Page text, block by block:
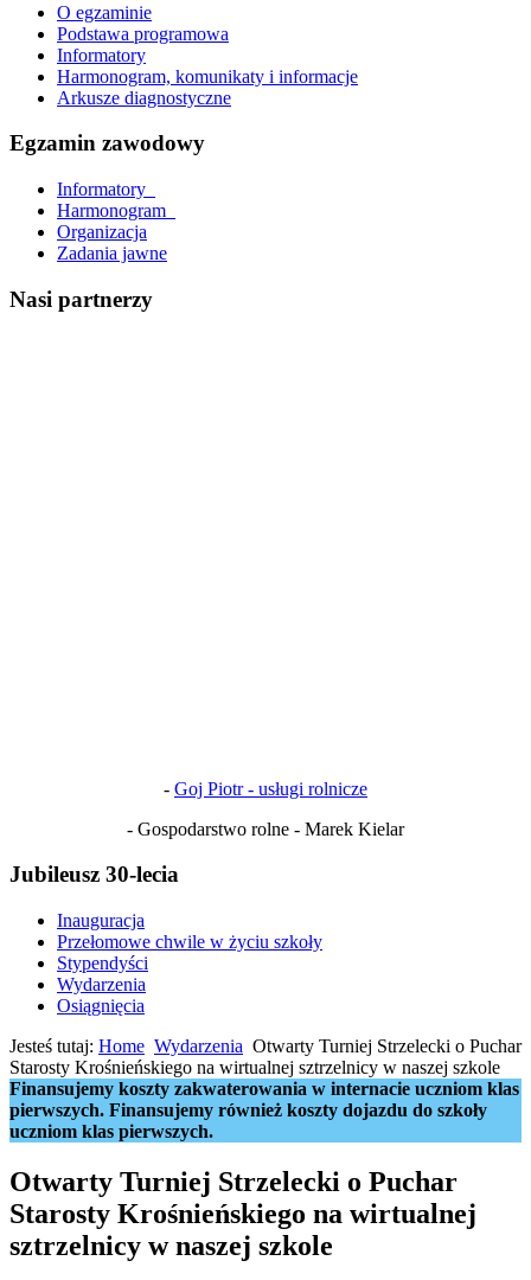
O egzaminie
Podstawa programowa
Informatory
Harmonogram, komunikaty i informacje
Arkusze diagnostyczne
Egzamin zawodowy
Informatory_
Harmonogram_
Organizacja
Zadania jawne
Nasi partnerzy
- Goj Piotr - usługi rolnicze
- Gospodarstwo rolne - Marek Kielar
Jubileusz 30-lecia
Inauguracja
Przełomowe chwile w życiu szkoły
Stypendyści
Wydarzenia
Osiągnięcia
Jesteś tutaj: Home Wydarzenia Otwarty Turniej Strzelecki o Puchar
Starosty Krośnieńskiego na wirtualnej sztrzelnicy w naszej szkole
Finansujemy koszty zakwaterowania w internacie uczniom klas
pierwszych. Finansujemy również koszty dojazdu do szkoły
uczniom klas pierwszych.
Otwarty Turniej Strzelecki o Puchar
Starosty Krośnieńskiego na wirtualnej
sztrzelnicy w naszej szkole